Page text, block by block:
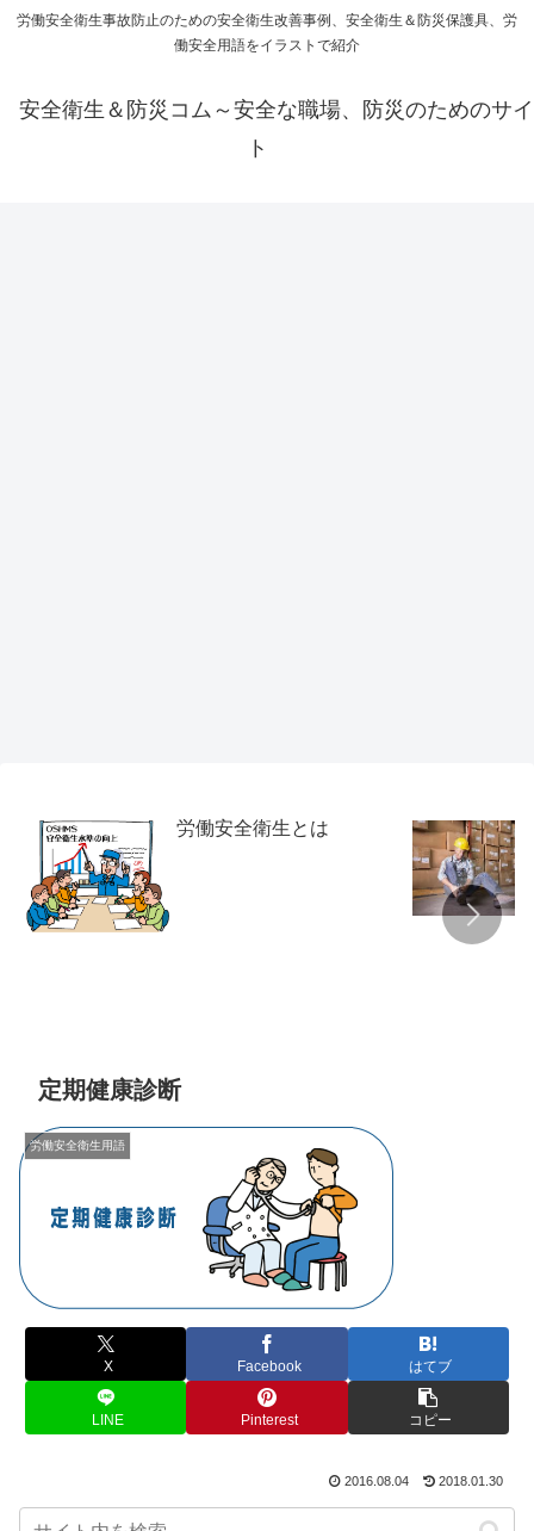
労働安全衛生事故防止のための安全衛生改善事例、安全衛生＆防災保護具、労
働安全用語をイラストで紹介
安全衛生＆防災コム～安全な職場、防災のためのサイ
ト
労働安全衛生とは
定期健康診断
労働安全衛生用語
X Facebook はてブ
LINE Pinterest コピー
2016.08.04 2018.01.30